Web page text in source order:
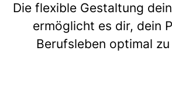
Die flexible Gestaltung
ermöglicht es dir, dein
Berufsleben optimal